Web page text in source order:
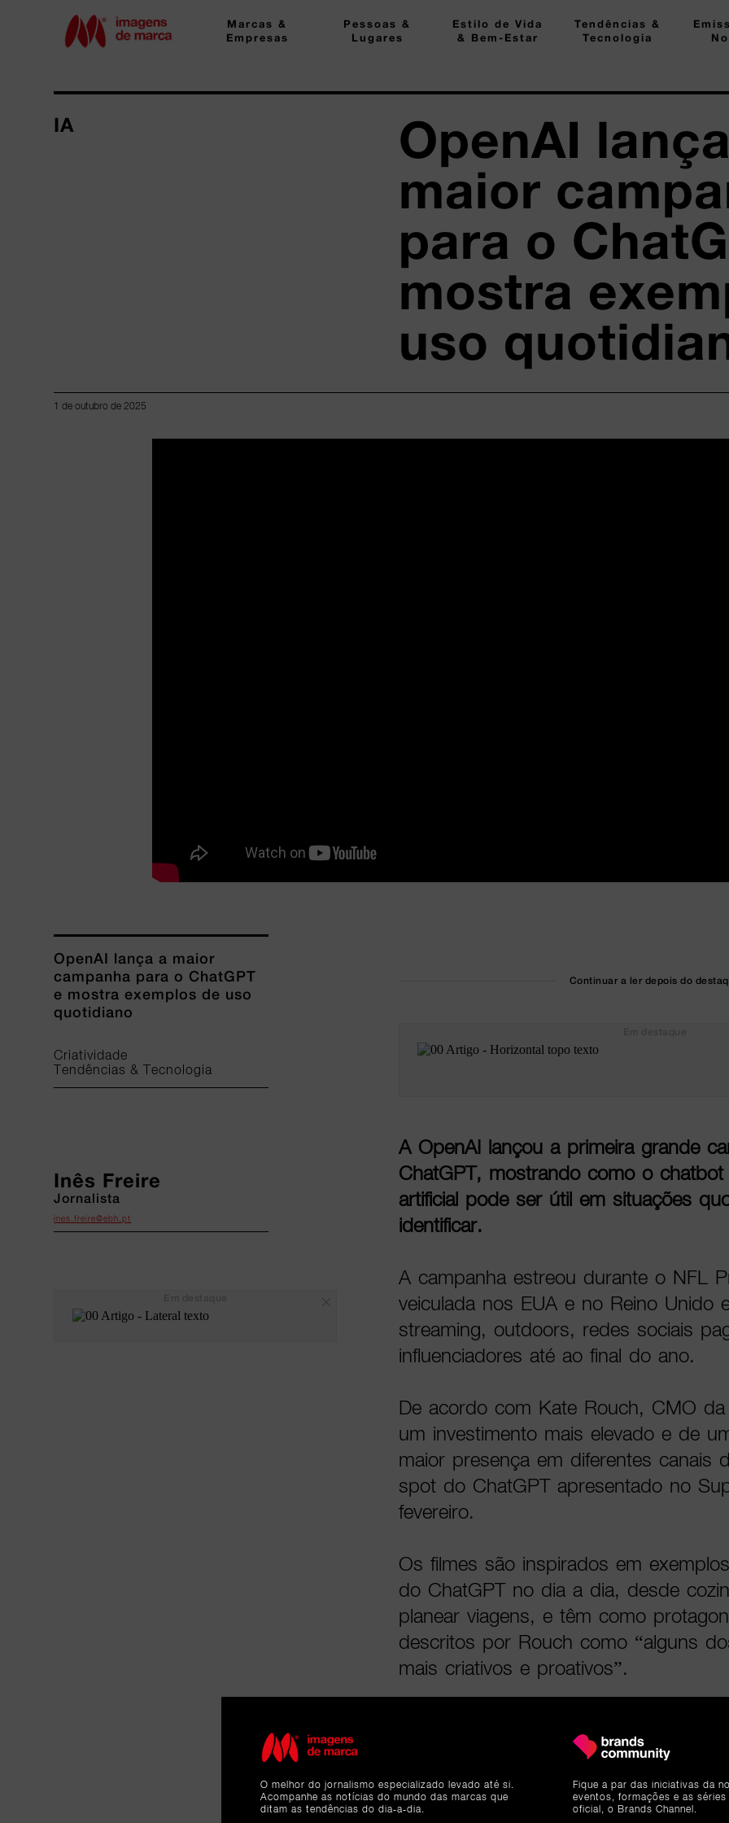
Marcas &
Empresas
Pessoas &
Lugares
Estilo de Vida
& Bem-Estar
Tendências &
Tecnologia
IA
OpenAI
maior
para o
mostra
uso
1 de outubro de 2025
OpenAI lança a maior
campanha para o ChatGPT
e mostra exemplos de uso
quotidiano
Criatividade
Tendências & Tecnologia
Inês Freire
Jornalista
ines.freire@ebh.pt
Continuar a ler depois do
A OpenAI lançou a primeira grande
ChatGPT, mostrando como o chatbot
artificial pode ser útil em situações
identificar.
A campanha estreou durante o NFL
veiculada nos EUA e no Reino Unido
streaming, outdoors, redes sociais
influenciadores até ao final do ano.
De acordo com Kate Rouch, CMO
um investimento mais elevado e de
maior presença em diferentes canais
spot do ChatGPT apresentado no
fevereiro.
Os filmes são inspirados em
do ChatGPT no dia a dia, desde
planear viagens, e têm como
descritos por Rouch como “alguns
mais criativos e proativos”.
encontrar uma receita que
treino; eum terceiro apresenta
O melhor do jornalismo especializado levado até si.
Acompanhe as notícias do mundo das marcas que
ditam as tendências do dia-a-dia.
Fique a par das iniciativas da
eventos, formações e as
oficial, o Brands Channel.